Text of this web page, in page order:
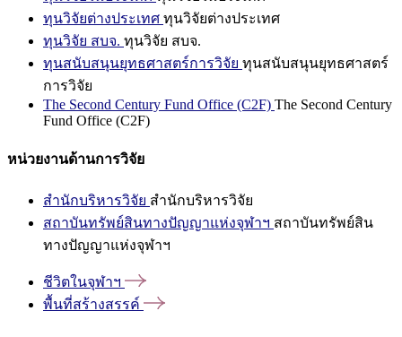
ทุนวิจัยต่างประเทศ ทุนวิจัยต่างประเทศ
ทุนวิจัย สบจ. ทุนวิจัย สบจ.
ทุนสนับสนุนยุทธศาสตร์การวิจัย ทุนสนับสนุนยุทธศาสตร์
การวิจัย
The Second Century Fund Office (C2F) The Second Century
Fund Office (C2F)
หน่วยงานด้านการวิจัย
สำนักบริหารวิจัย สำนักบริหารวิจัย
สถาบันทรัพย์สินทางปัญญาแห่งจุฬาฯ สถาบันทรัพย์สิน
ทางปัญญาแห่งจุฬาฯ
ชีวิตในจุฬาฯ
พื้นที่สร้างสรรค์